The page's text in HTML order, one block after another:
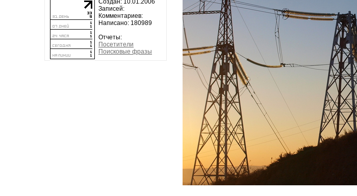
Создан: 10.01.2006
Записей:
Комментариев:
Написано: 180989
Отчеты:
Посетители
Поисковые фразы